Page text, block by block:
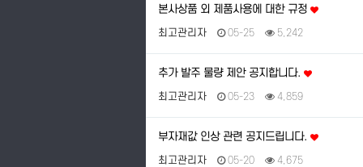
본사상품 외 제품사용에 대한 규정
최고관리자 05-25 5,242
추가 발주 물량 제안 공지합니다.
최고관리자 05-23 4,859
부자재값 인상 관련 공지드립니다.
최고관리자 05-20 4,675